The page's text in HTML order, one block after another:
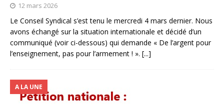
12 mars 2026
Le Conseil Syndical s’est tenu le mercredi 4 mars dernier. Nous
avons échangé sur la situation internationale et décidé d’un
communiqué (voir ci-dessous) qui demande « De l’argent pour
l’enseignement, pas pour l’armement ! ». [...]
A LA UNE